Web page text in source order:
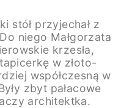
stół przyjechał z
niego Małgorzata
krzesła,
w złoto-
współczesną w
zbyt pałacowe
architektka.